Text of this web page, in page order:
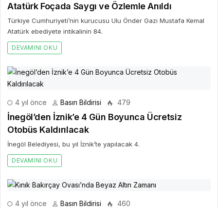
Atatürk Foçada Saygı ve Özlemle Anıldı
Türkiye Cumhuriyeti’nin kurucusu Ulu Önder Gazi Mustafa Kemal
Atatürk ebediyete intikalinin 84.
DEVAMINI OKU
4 yıl önce Basın Bildirisi 479
İnegöl’den İznik’e 4 Gün Boyunca Ücretsiz
Otobüs Kaldırılacak
İnegöl Belediyesi, bu yıl İznik’te yapılacak 4.
DEVAMINI OKU
4 yıl önce Basın Bildirisi 460